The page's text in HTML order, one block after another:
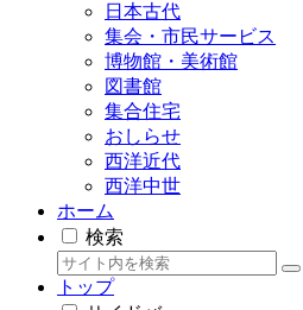
日本古代
集会・市民サービス
博物館・美術館
図書館
集合住宅
おしらせ
西洋近代
西洋中世
ホーム
検索
トップ